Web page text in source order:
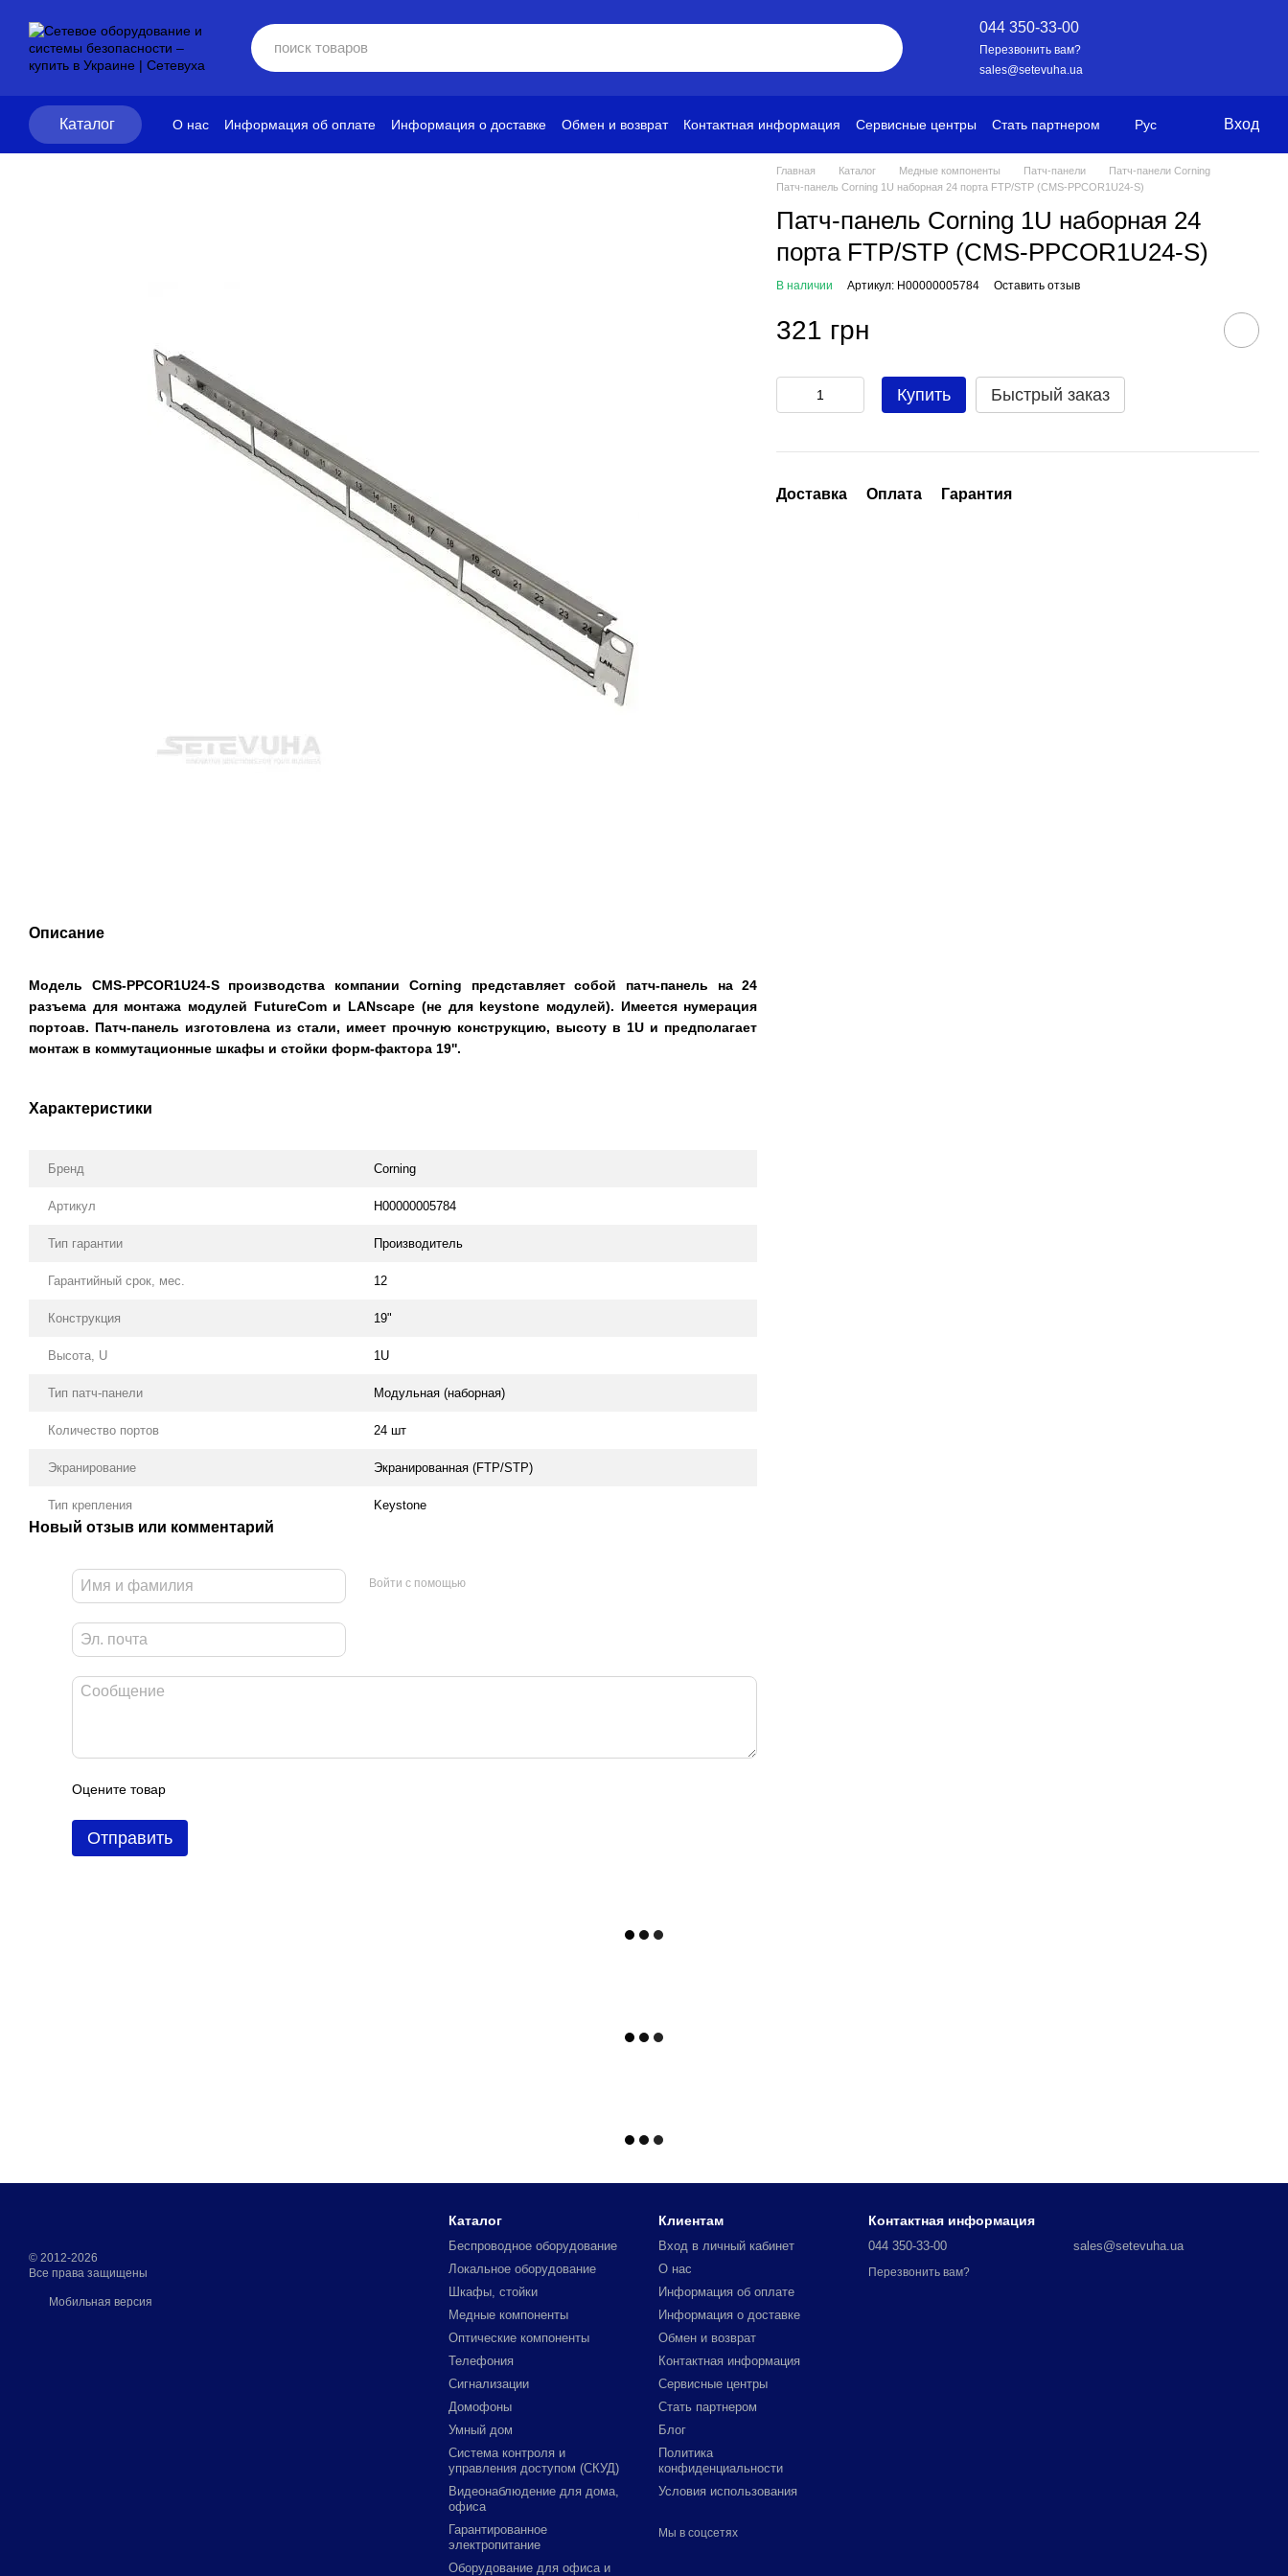
044 350-33-00
Перезвонить вам?
sales@setevuha.ua
Каталог О нас Информация об оплате Информация о доставке Обмен и возврат Контактная информация Сервисные центры
Стать партнером
Рус Вход
Описание
Модель CMS-PPCOR1U24-S производства компании Corning представляет собой патч-панель на 24
разъема для монтажа модулей FutureCom и LANscape (не для keystone модулей). Имеется нумерация
портоав. Патч-панель изготовлена из стали, имеет прочную конструкцию, высоту в 1U и предполагает
монтаж в коммутационные шкафы и стойки форм-фактора 19''.
Характеристики
Бренд Corning
Артикул H00000005784
Тип гарантии Производитель
Гарантийный срок, мес. 12
Конструкция 19"
Высота, U 1U
Тип патч-панели Модульная (наборная)
Количество портов 24 шт
Экранирование Экранированная (FTP/STP)
Тип крепления Keystone
Новый отзыв или комментарий
Войти с помощью
Оцените товар
Отправить
Главная Каталог Медные компоненты Патч-панели
Патч-панели Corning
Патч-панель Corning 1U наборная 24 порта FTP/STP (CMS-PPCOR1U24-S)
Патч-панель Corning 1U наборная 24
порта FTP/STP (CMS-PPCOR1U24-S)
В наличии Артикул: H00000005784 Оставить отзыв
321 грн
Купить Быстрый заказ
Доставка Оплата Гарантия
© 2012-2026
Все права защищены
Мобильная версия
Каталог
Беспроводное оборудование
Локальное оборудование
Шкафы, стойки
Медные компоненты
Оптические компоненты
Телефония
Сигнализации
Домофоны
Умный дом
Система контроля и
управления доступом (СКУД)
Видеонаблюдение для дома,
офиса
Гарантированное
электропитание
Оборудование для офиса и
Клиентам
Вход в личный кабинет
О нас
Информация об оплате
Информация о доставке
Обмен и возврат
Контактная информация
Сервисные центры
Стать партнером
Блог
Политика
конфиденциальности
Условия использования
Мы в соцсетях
Контактная информация
044 350-33-00
Перезвонить вам?
sales@setevuha.ua